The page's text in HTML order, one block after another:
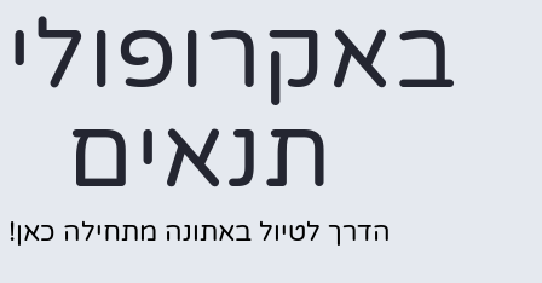
תנאים
הדרך לטיול באתונה מתחילה כאן!